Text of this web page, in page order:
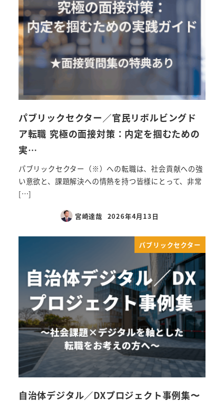
パブリックセクター／官民リボルビングド
ア転職 究極の面接対策：内定を掴むための
実…
パブリックセクター（※）への転職は、社会貢献への強
い意欲と、課題解決への情熱を持つ皆様にとって、非常
[…]
宮崎達哉 2026年4月13日
パブリックセクター
自治体デジタル／DXプロジェクト事例集〜